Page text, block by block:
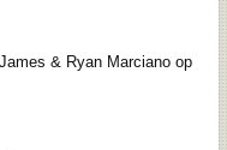
& Ryan Marciano op